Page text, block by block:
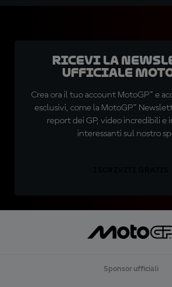
Ricevi la
ufficiale
Crea ora il tuo account MotoGP™ e
esclusivi, come la MotoGP™
report dei GP, video incredibili e
interessanti sul nostro
Sponsor ufficiali